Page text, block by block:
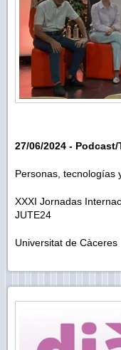
27/06/2024 -
Personas, tecnologías
XXXI Jornadas
JUTE24
Universitat de Càceres